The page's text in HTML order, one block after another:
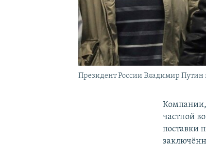
Президент России Владимир Путин
частной
поставки